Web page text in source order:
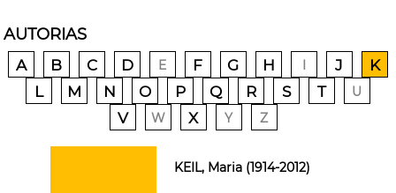
AUTORIAS
A B C D E F G H I J
K
L
M N O P Q R S T U
V W X Y Z
KEIL, Maria (1914-2012)